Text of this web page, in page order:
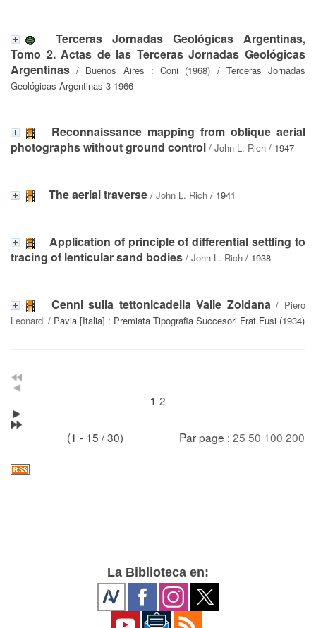
Terceras Jornadas Geológicas Argentinas,
Tomo 2. Actas de las Terceras Jornadas Geológicas
Argentinas / Buenos Aires : Coni (1968) / Terceras Jornadas
Geológicas Argentinas 3 1966
Reconnaissance mapping from oblique aerial
photographs without ground control / John L. Rich / 1947
The aerial traverse / John L. Rich / 1941
Application of principle of differential settling to
tracing of lenticular sand bodies / John L. Rich / 1938
Cenni sulla tettonicadella Valle Zoldana/ Piero
Leonardi / Pavia [Italia] : Premiata Tipografia Succesori Frat.Fusi (1934)
1 2
(1 - 15 / 30) Par page : 25 50 100 200
La Biblioteca en: